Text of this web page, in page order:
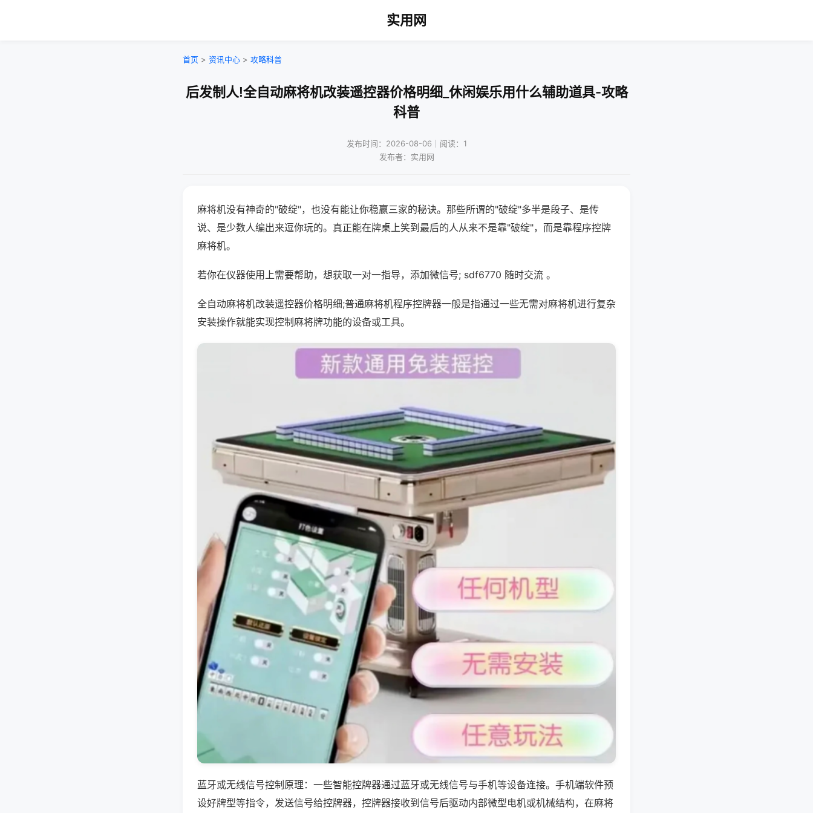
实用网
首页 > 资讯中心 > 攻略科普
后发制人!全自动麻将机改装遥控器价格明细_休闲娱乐用什么辅助道具-攻略
科普
发布时间：2026-08-06｜阅读：1
发布者：实用网
麻将机没有神奇的"破绽"，也没有能让你稳赢三家的秘诀。那些所谓的"破绽"多半是段子、是传
说、是少数人编出来逗你玩的。真正能在牌桌上笑到最后的人从来不是靠"破绽"，而是靠程序控牌
麻将机。
若你在仪器使用上需要帮助，想获取一对一指导，添加微信号; sdf6770 随时交流 。
全自动麻将机改装遥控器价格明细;普通麻将机程序控牌器一般是指通过一些无需对麻将机进行复杂
安装操作就能实现控制麻将牌功能的设备或工具。
蓝牙或无线信号控制原理：一些智能控牌器通过蓝牙或无线信号与手机等设备连接。手机端软件预
设好牌型等指令，发送信号给控牌器，控牌器接收到信号后驱动内部微型电机或机械结构，在麻将